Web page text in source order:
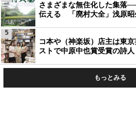
さまざまな無住化した集落
伝える 「廃村大全」浅原昭
コ本や（神楽坂）店主は東
ストで中原中也賞受賞の詩人
5
もっとみる